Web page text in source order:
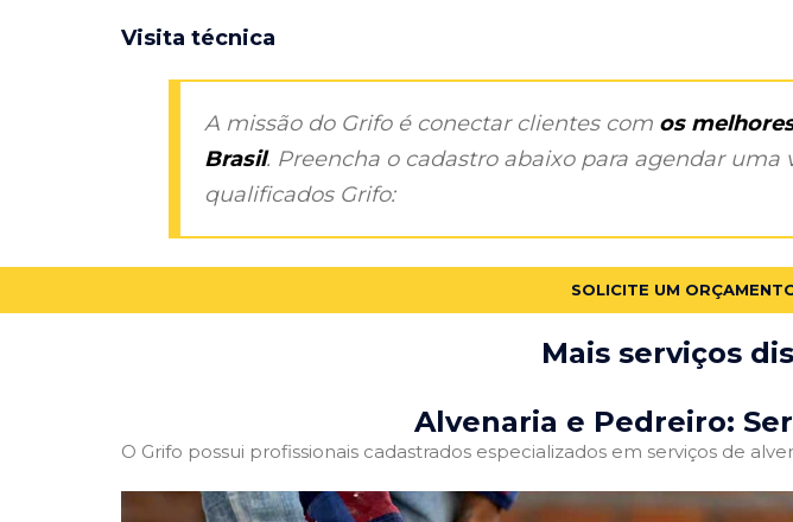
Visita técnica
A missão do Grifo é conectar clientes com os
Brasil. Preencha o cadastro abaixo para agendar
qualificados Grifo:
SOLICITE UM
Mais serviços
Alvenaria e Pedreiro:
O Grifo possui profissionais cadastrados especializados em serviços de